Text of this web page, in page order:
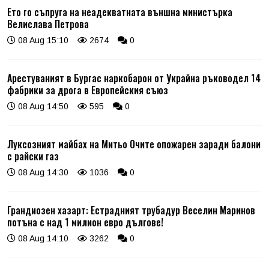
Ето го съпруга на неадекватната външна министърка
Велислава Петрова
08 Aug 15:10 2674 0
Арестуваният в Бургас наркобарон от Украйна ръководел 14
фабрики за дрога в Европейския съюз
08 Aug 14:50 595 0
Луксозният майбах на Митьо Очите опожарен заради балони
с райски газ
08 Aug 14:30 1036 0
Грандиозен хазарт: Естрадният трубадур Веселин Маринов
потъна с над 1 милион евро дългове!
08 Aug 14:10 3262 0